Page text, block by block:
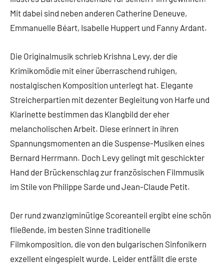
Mit dabei sind neben anderen Catherine Deneuve,
Emmanuelle Béart, Isabelle Huppert und Fanny Ardant.
Die Originalmusik schrieb Krishna Levy, der die
Krimikomödie mit einer überraschend ruhigen,
nostalgischen Komposition unterlegt hat. Elegante
Streicherpartien mit dezenter Begleitung von Harfe und
Klarinette bestimmen das Klangbild der eher
melancholischen Arbeit. Diese erinnert in ihren
Spannungsmomenten an die Suspense-Musiken eines
Bernard Herrmann. Doch Levy gelingt mit geschickter
Hand der Brückenschlag zur französischen Filmmusik
im Stile von Philippe Sarde und Jean-Claude Petit.
Der rund zwanzigminütige Scoreanteil ergibt eine schön
fließende, im besten Sinne traditionelle
Filmkomposition, die von den bulgarischen Sinfonikern
exzellent eingespielt wurde. Leider entfällt die erste